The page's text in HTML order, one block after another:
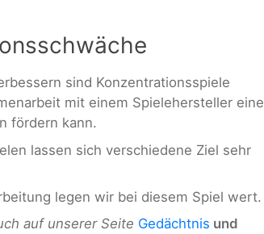
sind Konzentrationsspiele
mit einem Spielehersteller eine
fördern kann.
lassen sich verschiedene Ziel sehr
legen wir bei diesem Spiel wert.
auf unserer Seite Gedächtnis und